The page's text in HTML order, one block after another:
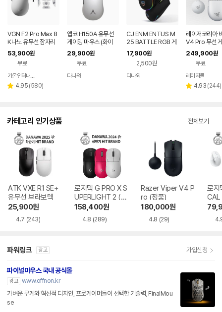
VGN F2 Pro Max 8
K나노 유무선 잠자리
게이밍 마우스 화이트
53,900원
무료
페이
가온인터내셔날
별 4.95 리
(580)
앱코 H150A 유무선
게이밍 마우스 (화이
트)
29,900원
무료
다나와
CJ ENM ENTUS M
25 BATTLE RGB 게
이밍 마우스
17,900원
2,500원
다나와
레이저코리아
V4 Pro 무선
마우스 바브사
글 화이트
249,900원
무료
레이저몰
별 4.93 리
(244)
카테고리 인기상품 전체보기
ATK VXE R1 SE+
유무선 브라보텍
25,900원
4.7 (243)
로지텍 G PRO X S
UPERLIGHT 2 (정
품)
158,400원
4.8 (289)
Razer Viper V4 P
ro (정품)
180,000원
4.8 (29)
로지
CAL
파워링크 광고 가입신청
파이널마우스 국내 공식몰
광고 www.offnon.kr
가벼운 무게와 혁신적 디자인, 프로게이머들이 선택한 기술력, FinalMou
se